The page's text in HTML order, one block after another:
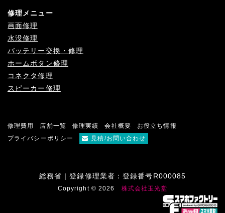
修理メニュー
画面修理
水没修理
バッテリー交換・修理
ホームボタン修理
コネクタ修理
スピーカー修理
修理費用 店舗一覧 修理実績 会社概要
お役立ち情報
プライバシーポリシー
見積/お問い合わせ
総務省 | 登録修理業者：登録番号R000085
Copyright © 2026 株式会社玉光堂